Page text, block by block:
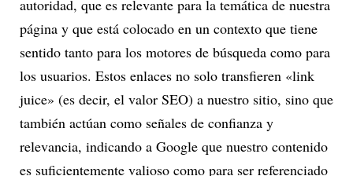
autoridad, que es relevante para la temática de nuestra
página y que está colocado en un contexto que tiene
sentido tanto para los motores de búsqueda como para
los usuarios. Estos enlaces no solo transfieren «link
juice» (es decir, el valor SEO) a nuestro sitio, sino que
también actúan como señales de confianza y
relevancia, indicando a Google que nuestro contenido
es suficientemente valioso como para ser referenciado